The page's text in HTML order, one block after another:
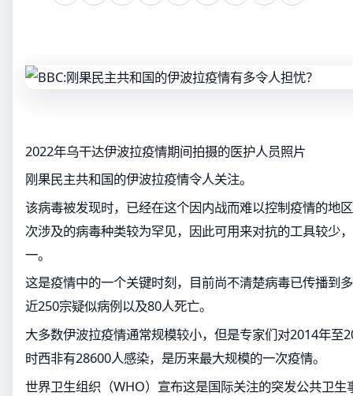
2022年乌干达伊波拉疫情期间拍摄的医护人员照片
刚果民主共和国的伊波拉疫情令人关注。
该病毒被发现时，已经在这个因内战而难以控制疫情的地
次涉及的病毒种类较为罕见，因此可用来对抗的工具较少
一。
这是疫情中的一个关键时刻，目前尚不清楚病毒已传播到
近250宗疑似病例以及80人死亡。
大多数伊波拉疫情通常规模较小，但是专家们对2014年至
时西非有28600人感染，是历来最大规模的一次疫情。
世界卫生组织（WHO）宣布这是国际关注的突发公共卫